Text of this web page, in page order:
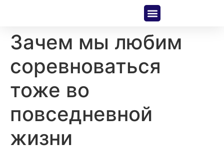
Зачем мы любим
соревноваться
тоже во
повседневной
жизни